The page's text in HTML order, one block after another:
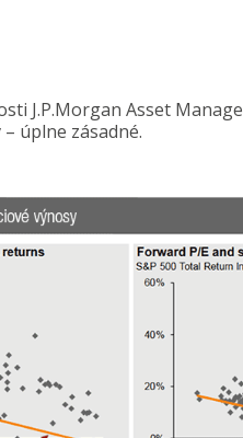
J.P.Morgan Asset
úplne zásadné.